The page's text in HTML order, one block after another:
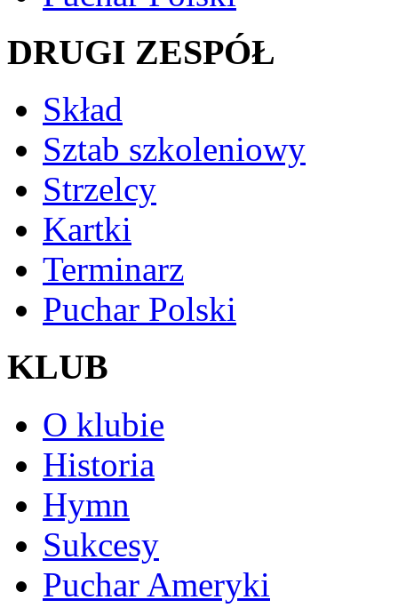
DRUGI ZESPÓŁ
Skład
Sztab szkoleniowy
Strzelcy
Kartki
Terminarz
Puchar Polski
KLUB
O klubie
Historia
Hymn
Sukcesy
Puchar Ameryki